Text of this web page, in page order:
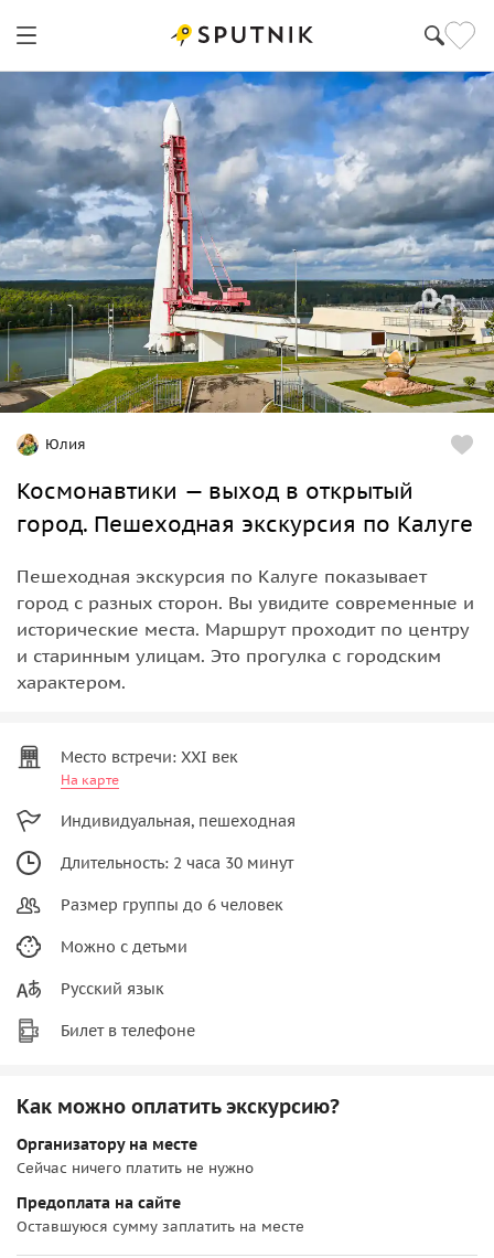
Юлия
Космонавтики — выход в открытый
город. Пешеходная экскурсия по Калуге
Пешеходная экскурсия по Калуге показывает
город с разных сторон. Вы увидите современные и
исторические места. Маршрут проходит по центру
и старинным улицам. Это прогулка с городским
характером.
Место встречи: XXI век
На карте
Индивидуальная, пешеходная
Длительность: 2 часа 30 минут
Размер группы до 6 человек
Можно с детьми
Русский язык
Билет в телефоне
Как можно оплатить экскурсию?
Организатору на месте
Сейчас ничего платить не нужно
Предоплата на сайте
Оставшуюся сумму заплатить на месте